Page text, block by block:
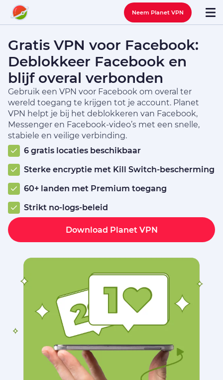
Neem Planet VPN
Gratis VPN voor Facebook:
Deblokkeer Facebook en
blijf overal verbonden
Gebruik een VPN voor Facebook om overal ter
wereld toegang te krijgen tot je account. Planet
VPN helpt je bij het deblokkeren van Facebook,
Messenger en Facebook-video’s met een snelle,
stabiele en veilige verbinding.
6 gratis locaties beschikbaar
Sterke encryptie met Kill Switch-bescherming
60+ landen met Premium toegang
Strikt no-logs-beleid
Download Planet VPN